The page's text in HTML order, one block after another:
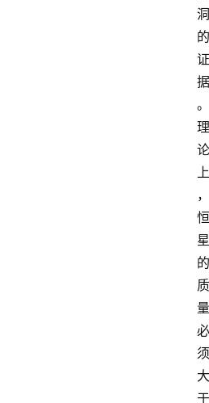
洞
的
证
据
。
理
论
上
，
恒
星
的
质
量
必
须
大
于